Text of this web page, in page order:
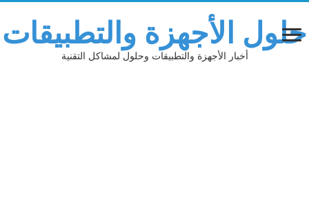
حلول الأجهزة والتطبيقات
أخبار الأجهزة والتطبيقات وحلول لمشاكل التقنية